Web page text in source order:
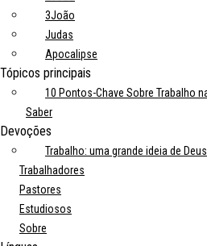
3João
Judas
Apocalipse
Tópicos principais
10 Pontos-Chave Sobre Trabalho
Saber
Devoções
Trabalho: uma grande ideia de Deus
Trabalhadores
Pastores
Estudiosos
Sobre